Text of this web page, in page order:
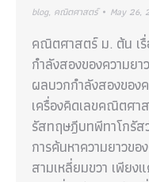
blog, คณิตศาสตร์ May 26,
คณิตศาสตร์ ม. ต้น เ
กำลังสองของความย
ผลบวกกำลังสองของ
เครื่องคิดเลขคณิตศ
รัสทฤษฎีบทพีทาโกรัส
การค้นหาความยาวข
สามเหลี่ยมขวา เพียง